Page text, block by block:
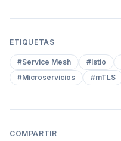
ETIQUETAS
#Service Mesh #Istio
#Microservicios #mTLS
COMPARTIR